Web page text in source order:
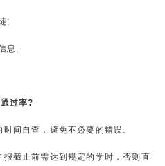
;
息;
过率?
间自查，避免不必要的错误。
截止前需达到规定的学时，否则直